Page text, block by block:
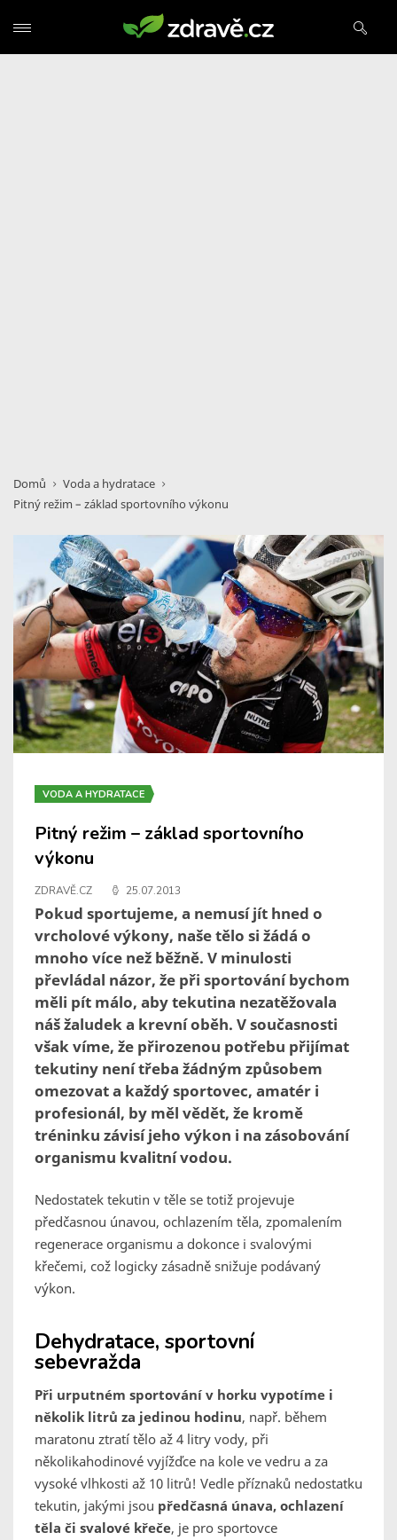
Domů
Voda a hydratace
Pitný režim – základ sportovního výkonu
VODA A HYDRATACE
Pitný režim – základ sportovního
výkonu
ZDRAVĚ.CZ 25.07.2013
Pokud sportujeme, a nemusí jít hned o
vrcholové výkony, naše tělo si žádá o
mnoho více než běžně. V minulosti
převládal názor, že při sportování bychom
měli pít málo, aby tekutina nezatěžovala
náš žaludek a krevní oběh. V současnosti
však víme, že přirozenou potřebu přijímat
tekutiny není třeba žádným způsobem
omezovat a každý sportovec, amatér i
profesionál, by měl vědět, že kromě
tréninku závisí jeho výkon i na zásobování
organismu kvalitní vodou.
Nedostatek tekutin v těle se totiž projevuje
předčasnou únavou, ochlazením těla, zpomalením
regenerace organismu a dokonce i svalovými
křečemi, což logicky zásadně snižuje podávaný
výkon.
Dehydratace, sportovní
sebevražda
Při urputném sportování v horku vypotíme i
několik litrů za jedinou hodinu, např. během
maratonu ztratí tělo až 4 litry vody, při
několikahodinové vyjížďce na kole ve vedru a za
vysoké vlhkosti až 10 litrů! Vedle příznaků nedostatku
tekutin, jakými jsou předčasná únava, ochlazení
těla či svalové křeče, je pro sportovce